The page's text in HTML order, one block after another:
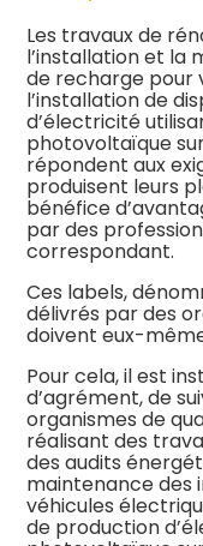
Les travaux de
l’installation et la
de recharge pour
l’installation de
d’électricité
photovoltaïque
répondent aux
produisent leurs
bénéfice
par des
correspondant.
Ces labels,
délivrés par des
doivent eux-
Pour cela, il est
d’agrément, de
organismes de
réalisant des
des audits
maintenance des
véhicules
de production